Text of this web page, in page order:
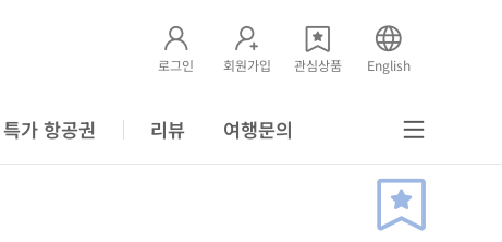
로그인 회원가입 관심상품 English
특가 항공권 리뷰 여행문의